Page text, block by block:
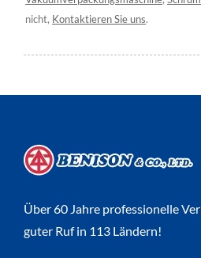
nicht, Kontaktieren Sie uns.
Über 60 Jahre professionelle
guter Ruf in 113 Ländern!